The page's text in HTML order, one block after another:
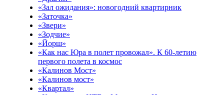
«Зал ожидания»: новогодний квартирник
«Заточка»
«Звери»
«Зодчие»
«Йорш»
«Как нас Юра в полет провожал». К 60-летию
первого полета в космос
«Калинов Мост»
«Калинов мост»
«Квартал»